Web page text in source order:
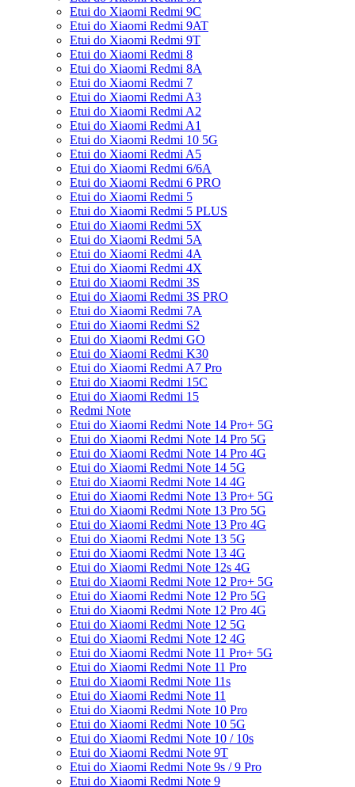
Etui do Xiaomi Redmi 9C
Etui do Xiaomi Redmi 9AT
Etui do Xiaomi Redmi 9T
Etui do Xiaomi Redmi 8
Etui do Xiaomi Redmi 8A
Etui do Xiaomi Redmi 7
Etui do Xiaomi Redmi A3
Etui do Xiaomi Redmi A2
Etui do Xiaomi Redmi A1
Etui do Xiaomi Redmi 10 5G
Etui do Xiaomi Redmi A5
Etui do Xiaomi Redmi 6/6A
Etui do Xiaomi Redmi 6 PRO
Etui do Xiaomi Redmi 5
Etui do Xiaomi Redmi 5 PLUS
Etui do Xiaomi Redmi 5X
Etui do Xiaomi Redmi 5A
Etui do Xiaomi Redmi 4A
Etui do Xiaomi Redmi 4X
Etui do Xiaomi Redmi 3S
Etui do Xiaomi Redmi 3S PRO
Etui do Xiaomi Redmi 7A
Etui do Xiaomi Redmi S2
Etui do Xiaomi Redmi GO
Etui do Xiaomi Redmi K30
Etui do Xiaomi Redmi A7 Pro
Etui do Xiaomi Redmi 15C
Etui do Xiaomi Redmi 15
Redmi Note
Etui do Xiaomi Redmi Note 14 Pro+ 5G
Etui do Xiaomi Redmi Note 14 Pro 5G
Etui do Xiaomi Redmi Note 14 Pro 4G
Etui do Xiaomi Redmi Note 14 5G
Etui do Xiaomi Redmi Note 14 4G
Etui do Xiaomi Redmi Note 13 Pro+ 5G
Etui do Xiaomi Redmi Note 13 Pro 5G
Etui do Xiaomi Redmi Note 13 Pro 4G
Etui do Xiaomi Redmi Note 13 5G
Etui do Xiaomi Redmi Note 13 4G
Etui do Xiaomi Redmi Note 12s 4G
Etui do Xiaomi Redmi Note 12 Pro+ 5G
Etui do Xiaomi Redmi Note 12 Pro 5G
Etui do Xiaomi Redmi Note 12 Pro 4G
Etui do Xiaomi Redmi Note 12 5G
Etui do Xiaomi Redmi Note 12 4G
Etui do Xiaomi Redmi Note 11 Pro+ 5G
Etui do Xiaomi Redmi Note 11 Pro
Etui do Xiaomi Redmi Note 11s
Etui do Xiaomi Redmi Note 11
Etui do Xiaomi Redmi Note 10 Pro
Etui do Xiaomi Redmi Note 10 5G
Etui do Xiaomi Redmi Note 10 / 10s
Etui do Xiaomi Redmi Note 9T
Etui do Xiaomi Redmi Note 9s / 9 Pro
Etui do Xiaomi Redmi Note 9